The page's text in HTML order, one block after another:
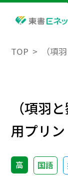
TOP （項
（項羽
用プリン
高 国語